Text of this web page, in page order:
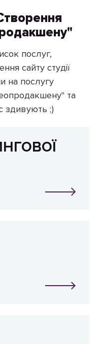
послуг,
сайту студії
на послугу
та
здивують ;)